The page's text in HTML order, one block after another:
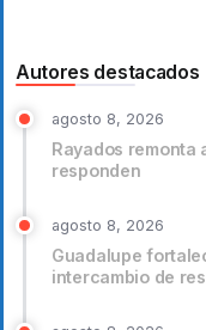
Autores destacados
agosto 8, 2026
Rayados
responden
agosto 8, 2026
Guadalupe
intercambio de